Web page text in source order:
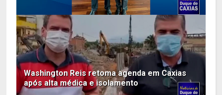
Washington Reis retoma agenda em Caxias
após alta médica e isolamento